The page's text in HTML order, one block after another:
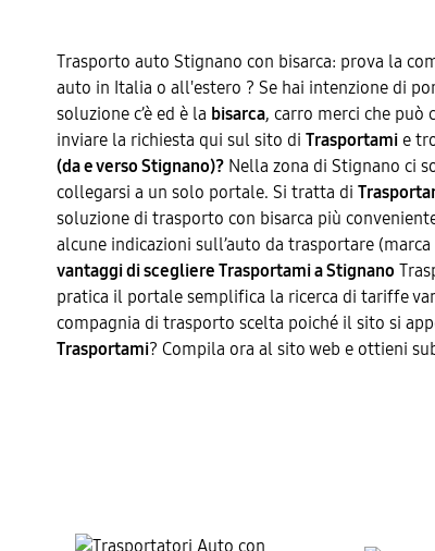
Trasporto auto Stignano con bisarca: prova la
auto in Italia o all'estero ? Se hai intenzione di
soluzione c’è ed è la bisarca, carro merci che può
inviare la richiesta qui sul sito di Trasportami e
(da e verso Stignano)? Nella zona di Stignano ci
collegarsi a un solo portale. Si tratta di
soluzione di trasporto con bisarca più
alcune indicazioni sull’auto da trasportare
vantaggi di scegliere Trasportami a Stignano
pratica il portale semplifica la ricerca di tariffe
compagnia di trasporto scelta poiché il sito si
Trasportami? Compila ora al sito web e ottieni